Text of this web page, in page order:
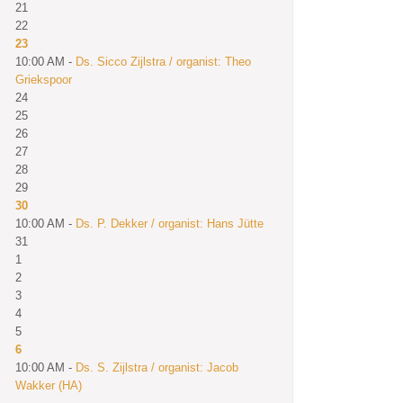
21
22
23
10:00 AM - Ds. Sicco Zijlstra / organist: Theo
Griekspoor
24
25
26
27
28
29
30
10:00 AM - Ds. P. Dekker / organist: Hans Jütte
31
1
2
3
4
5
6
10:00 AM - Ds. S. Zijlstra / organist: Jacob
Wakker (HA)